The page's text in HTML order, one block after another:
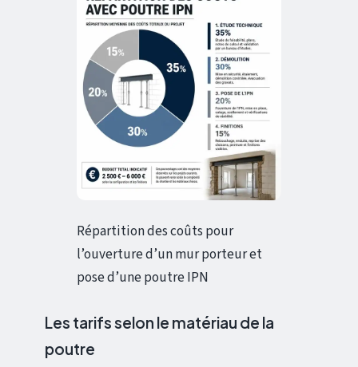
Répartition des coûts pour
l’ouverture d’un mur porteur et
pose d’une poutre IPN
Les tarifs selon le matériau de la
poutre